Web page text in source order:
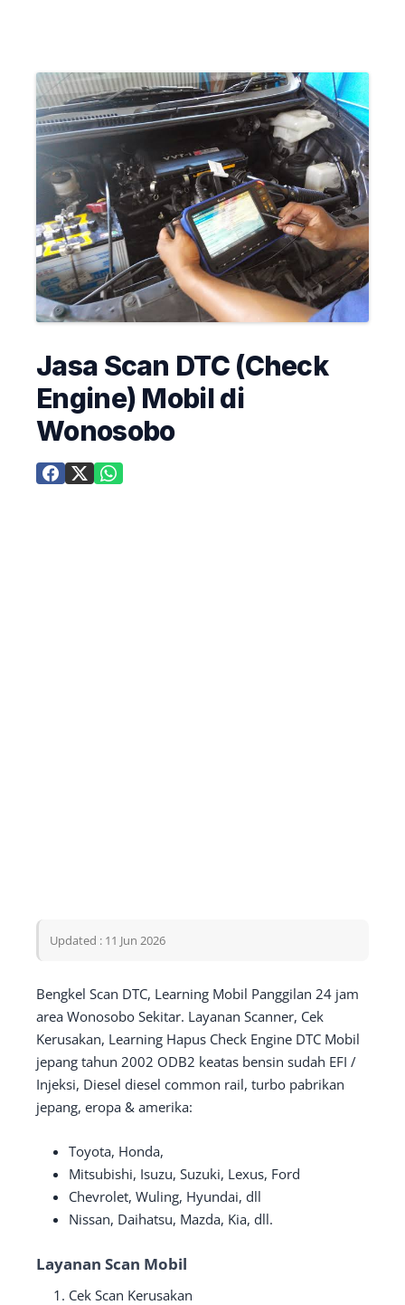
Jasa Scan DTC (Check
Engine) Mobil di
Wonosobo
Updated : 11 Jun 2026
Bengkel Scan DTC, Learning Mobil Panggilan 24 jam
area Wonosobo Sekitar. Layanan Scanner, Cek
Kerusakan, Learning Hapus Check Engine DTC Mobil
jepang tahun 2002 ODB2 keatas bensin sudah EFI /
Injeksi, Diesel diesel common rail, turbo pabrikan
jepang, eropa & amerika:
Toyota, Honda,
Mitsubishi, Isuzu, Suzuki, Lexus, Ford
Chevrolet, Wuling, Hyundai, dll
Nissan, Daihatsu, Mazda, Kia, dll.
Layanan Scan Mobil
Cek Scan Kerusakan